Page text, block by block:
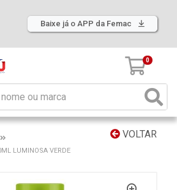
Baixe já o APP da Femac
0
VOLTAR
LUMINOSA VERDE